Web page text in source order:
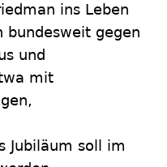
ins Leben
bundesweit gegen
und
mit
Jubiläum soll im